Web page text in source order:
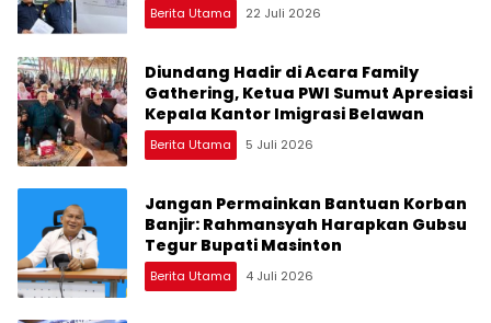
Berita Utama 22 Juli 2026
Diundang Hadir di Acara Family
Gathering, Ketua PWI Sumut Apresiasi
Kepala Kantor Imigrasi Belawan
Berita Utama 5 Juli 2026
Jangan Permainkan Bantuan Korban
Banjir: Rahmansyah Harapkan Gubsu
Tegur Bupati Masinton
Berita Utama 4 Juli 2026